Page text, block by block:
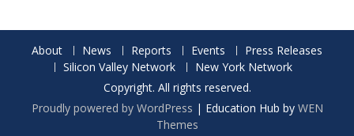
About News Reports Events
Press Releases
Silicon Valley Network
New York Network
Copyright. All rights reserved.
Proudly powered by WordPress | Education Hub by WEN
Themes